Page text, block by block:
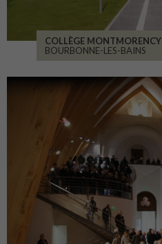
COLLÈGE MONTMORENCY
BOURBONNE-LES-BAINS